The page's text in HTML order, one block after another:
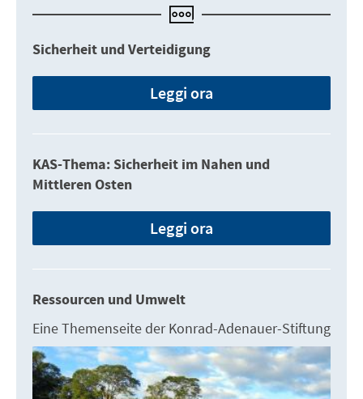
Sicherheit und Verteidigung
Leggi ora
KAS-Thema: Sicherheit im Nahen und
Mittleren Osten
Leggi ora
Ressourcen und Umwelt
Eine Themenseite der Konrad-Adenauer-Stiftung